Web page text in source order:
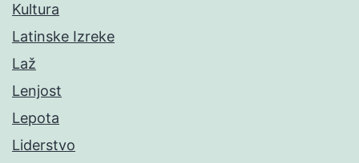
Kultura
Latinske Izreke
Laž
Lenjost
Lepota
Liderstvo